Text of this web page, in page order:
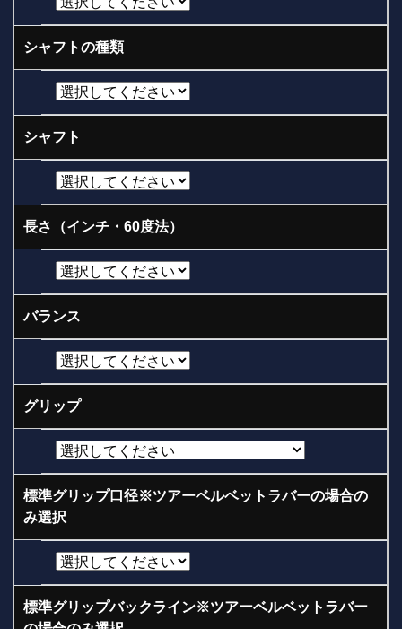
シャフトの種類
シャフト
長さ（インチ・60度法）
バランス
グリップ
標準グリップ口径※ツアーベルベットラバーの場合の
み選択
標準グリップバックライン※ツアーベルベットラバー